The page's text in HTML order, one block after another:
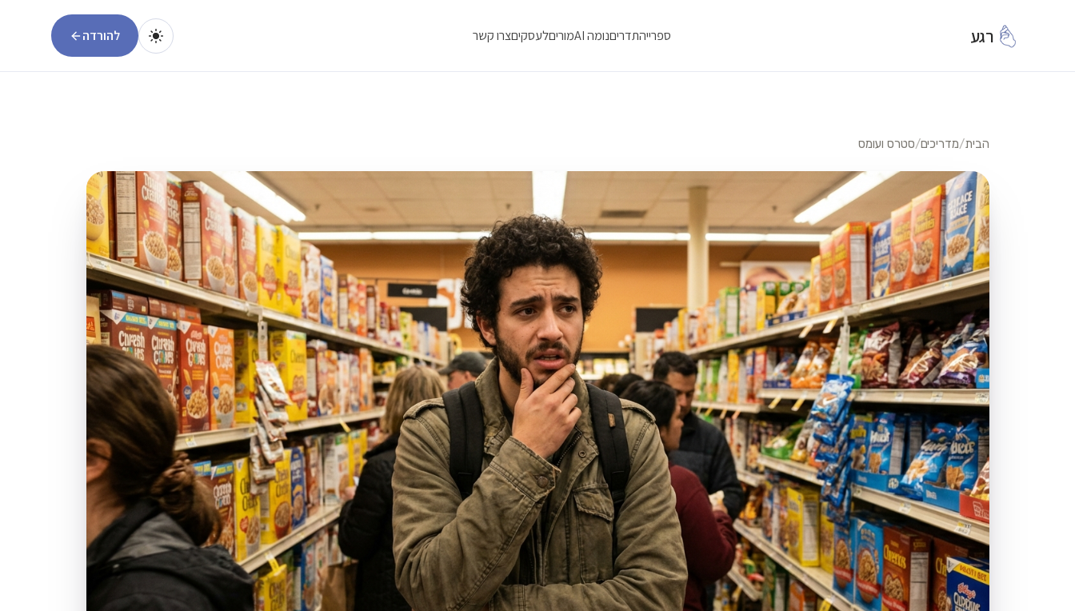
רגע ספרייהתדריםנומה AI מוריםלעסקיםצרו קשר להורדה
הבית/מדריכים/סטרס ועומס